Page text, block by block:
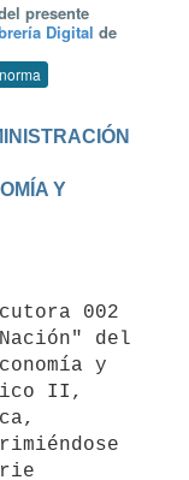
presente
Digital de
Y
del
y
II,